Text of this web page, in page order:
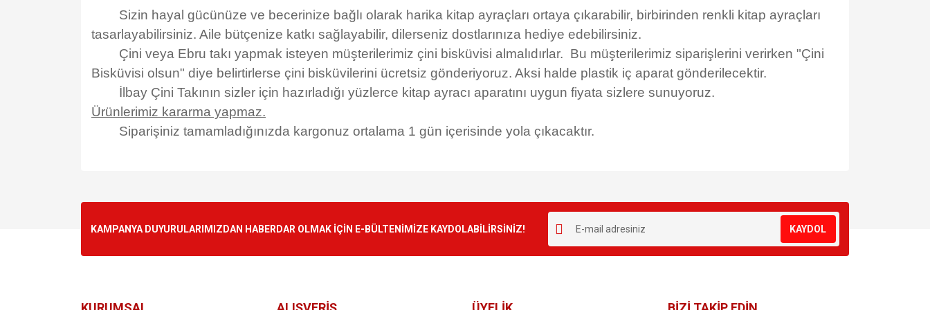
Sizin hayal gücünüze ve becerinize bağlı olarak harika kitap ayraçları ortaya çıkarabilir, birbirinden renkli kitap ayraçları
tasarlayabilirsiniz. Aile bütçenize katkı sağlayabilir, dilerseniz dostlarınıza hediye edebilirsiniz.
Çini veya Ebru takı yapmak isteyen müşterilerimiz çini bisküvisi almalıdırlar. Bu müşterilerimiz siparişlerini verirken "Çini
Bisküvisi olsun" diye belirtirlerse çini bisküvilerini ücretsiz gönderiyoruz. Aksi halde plastik iç aparat gönderilecektir.
İlbay Çini Takının sizler için hazırladığı yüzlerce kitap ayracı aparatını uygun fiyata sizlere sunuyoruz.
Ürünlerimiz kararma yapmaz.
Siparişiniz tamamladığınızda kargonuz ortalama 1 gün içerisinde yola çıkacaktır.
Ürün resmi kalitesiz, bozuk veya görüntülenemiyor.
Bu ürüne benzer farklı alternatifler olmalı.
KAMPANYA DUYURULARIMIZDAN HABERDAR OLMAK İÇİN E-BÜLTENİMİZE KAYDOLABİLİRSİNİZ! KAYDOL